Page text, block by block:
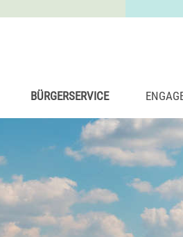
BÜRGERSERVICE